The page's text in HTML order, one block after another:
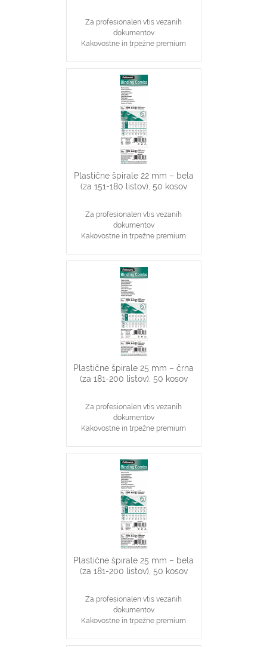
Za profesionalen vtis vezanih
dokumentov
Kakovostne in trpežne premium
Najpopularnjši, ekonomičen in
vsestranski našin vezave dokumentov
22 mm špirale primerne za vezavo
151-180 stranskih dokumentov
Primerno za katerikoli aparat za
plastične špirale na 21 lukenj, ki veže
do 180 listov
Plastične špirale 22 mm – bela
(za 151-180 listov), 50 kosov
Za profesionalen vtis vezanih
dokumentov
Kakovostne in trpežne premium
Najpopularnjši, ekonomičen in
vsestranski našin vezave dokumentov
22 mm špirale primerne za vezavo
151-180 stranskih dokumentov
Primerno za katerikoli aparat za
plastične špirale na 21 lukenj, ki veže
do 180 listov
Plastične špirale 25 mm – črna
(za 181-200 listov), 50 kosov
Za profesionalen vtis vezanih
dokumentov
Kakovostne in trpežne premium
Najpopularnjši, ekonomičen in
vsestranski našin vezave dokumentov
25 mm špirale primerne za vezavo
181-200 stranskih dokumentov
Primerno za katerikoli aparat za
plastične špirale na 21 lukenj, ki veže
do 200 listov
Plastične špirale 25 mm – bela
(za 181-200 listov), 50 kosov
Za profesionalen vtis vezanih
dokumentov
Kakovostne in trpežne premium
Najpopularnjši, ekonomičen in